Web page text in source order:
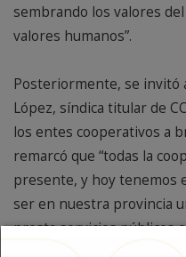
sembrando los valores
valores humanos”.
Posteriormente, se invitó
López, síndica titular de
los entes cooperativos a
remarcó que “todas la
presente, y hoy tenemos
ser en nuestra provincia
presta servicios públicos